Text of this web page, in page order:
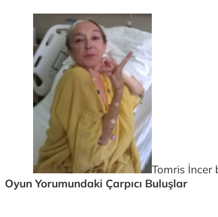
Tomris İncer
Oyun Yorumundaki Çarpıcı Buluşlar